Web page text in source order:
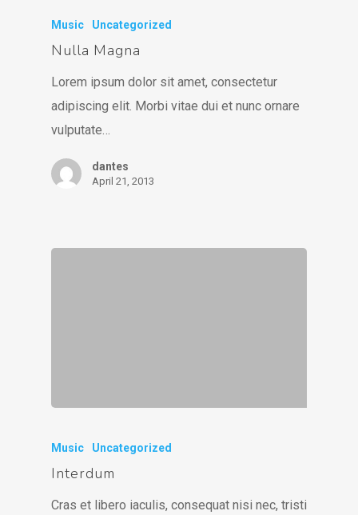
Music Uncategorized
Nulla Magna
Lorem ipsum dolor sit amet, consectetur
adipiscing elit. Morbi vitae dui et nunc ornare
vulputate…
dantes
April 21, 2013
Music Uncategorized
Interdum
Cras et libero iaculis, consequat nisi nec, tristi